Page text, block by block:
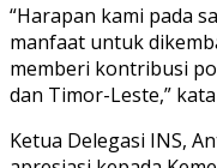
“Harapan kami pada
manfaat untuk
memberi kontribusi
dan Timor-Leste,”
Ketua Delegasi INS,